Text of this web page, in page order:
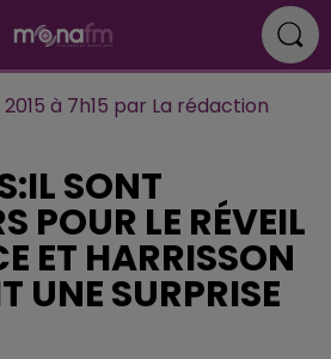
à 7h15 par La rédaction
SONT
POUR LE RÉVEIL
ET HARRISSON
UNE SURPRISE